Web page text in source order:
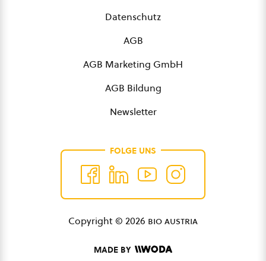
Datenschutz
AGB
AGB Marketing GmbH
AGB Bildung
Newsletter
FOLGE UNS
Copyright © 2026 bio austria
MADE BY